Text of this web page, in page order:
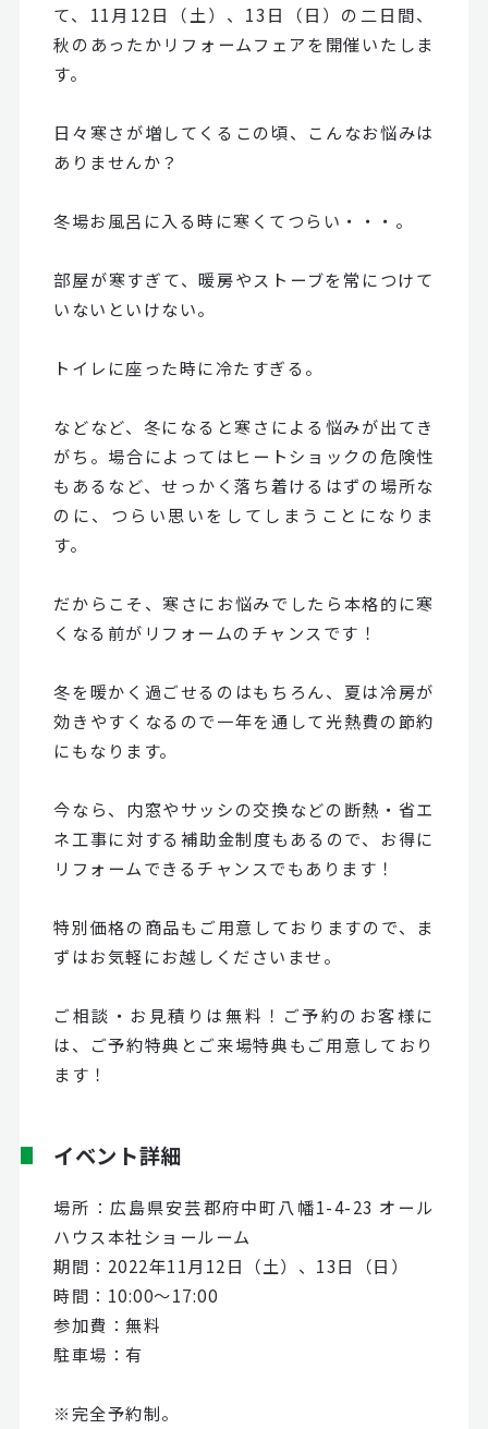
て、11月12日（土）、13日（日）の二日間、
秋のあったかリフォームフェアを開催いたしま
す。
日々寒さが増してくるこの頃、こんなお悩みは
ありませんか？
冬場お風呂に入る時に寒くてつらい・・・。
部屋が寒すぎて、暖房やストーブを常につけて
いないといけない。
トイレに座った時に冷たすぎる。
などなど、冬になると寒さによる悩みが出てき
がち。場合によってはヒートショックの危険性
もあるなど、せっかく落ち着けるはずの場所な
のに、つらい思いをしてしまうことになりま
す。
だからこそ、寒さにお悩みでしたら本格的に寒
くなる前がリフォームのチャンスです！
冬を暖かく過ごせるのはもちろん、夏は冷房が
効きやすくなるので一年を通して光熱費の節約
にもなります。
今なら、内窓やサッシの交換などの断熱・省エ
ネ工事に対する補助金制度もあるので、お得に
リフォームできるチャンスでもあります！
特別価格の商品もご用意しておりますので、ま
ずはお気軽にお越しくださいませ。
ご相談・お見積りは無料！ご予約のお客様に
は、ご予約特典とご来場特典もご用意しており
ます！
イベント詳細
場所：広島県安芸郡府中町八幡1-4-23 オール
ハウス本社ショールーム
期間：2022年11月12日（土）、13日（日）
時間：10:00～17:00
参加費：無料
駐車場：有
※完全予約制。